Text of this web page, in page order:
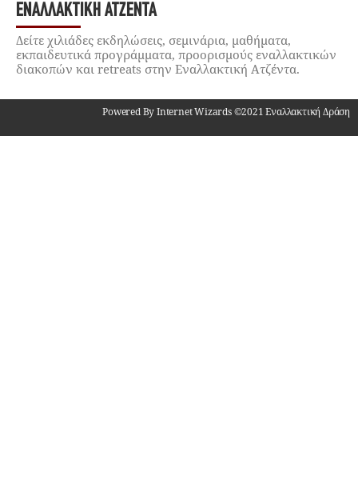
ΕΝΑΛΛΑΚΤΙΚΉ ΑΤΖΈΝΤΑ
Δείτε χιλιάδες εκδηλώσεις, σεμινάρια, μαθήματα,
εκπαιδευτικά προγράμματα, προορισμούς εναλλακτικών
διακοπών και retreats στην Εναλλακτική Ατζέντα.
Powered By Internet Wizards ©2021 Εναλλακτική Δράση